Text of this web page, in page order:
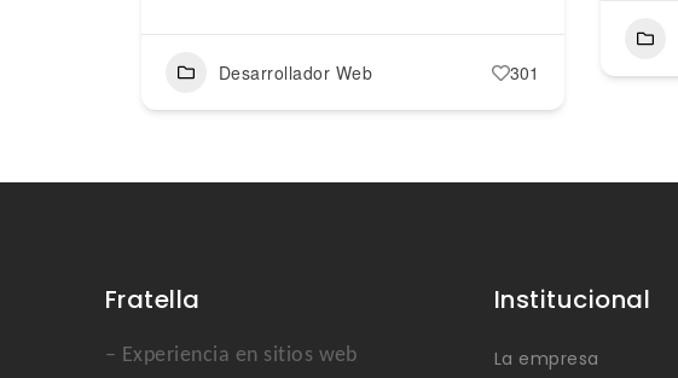
Desarrollador Web 301
Fratella
– Experiencia en sitios web
Institucional
La empresa